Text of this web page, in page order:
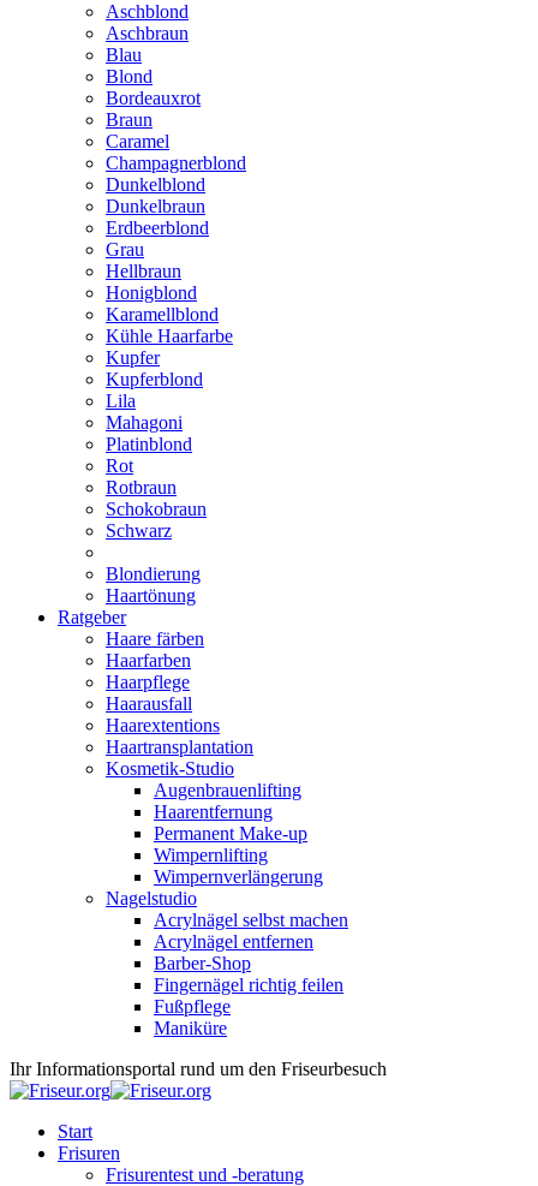
Aschblond
Aschbraun
Blau
Blond
Bordeauxrot
Braun
Caramel
Champagnerblond
Dunkelblond
Dunkelbraun
Erdbeerblond
Grau
Hellbraun
Honigblond
Karamellblond
Kühle Haarfarbe
Kupfer
Kupferblond
Lila
Mahagoni
Platinblond
Rot
Rotbraun
Schokobraun
Schwarz
Blondierung
Haartönung
Ratgeber
Haare färben
Haarfarben
Haarpflege
Haarausfall
Haarextentions
Haartransplantation
Kosmetik-Studio
Augenbrauenlifting
Haarentfernung
Permanent Make-up
Wimpernlifting
Wimpernverlängerung
Nagelstudio
Acrylnägel selbst machen
Acrylnägel entfernen
Barber-Shop
Fingernägel richtig feilen
Fußpflege
Maniküre
Ihr Informationsportal rund um den Friseurbesuch
Start
Frisuren
Frisurentest und -beratung